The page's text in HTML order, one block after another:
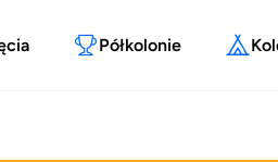
Półkolonie